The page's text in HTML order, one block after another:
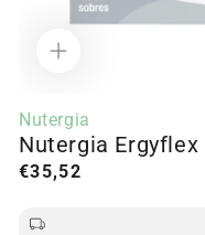
le
média
1
dans
la
Nutergia
Nutergia Ergyflex
Prix
€35,52